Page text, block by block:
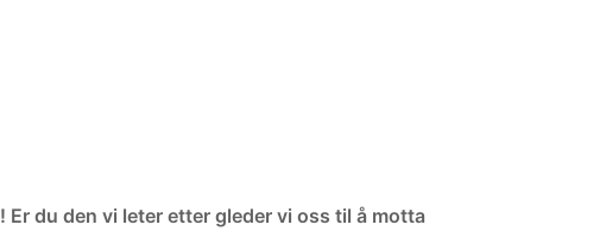
du den vi leter etter gleder vi oss til å motta